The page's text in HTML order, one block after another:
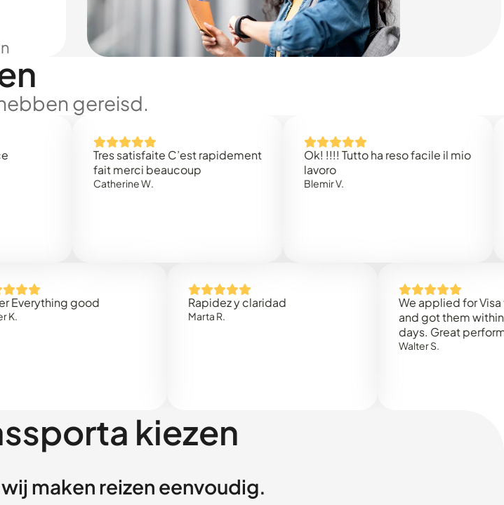
gereisd.
Tres satisfaite C’est rapidement
fait merci beaucoup
Catherine W.
Ok! !!!! Tutto ha reso facile il mio
good Rapidez y claridad
We applied for Visa to
and got them within 3
days. Great performance!
Walter S.
kiezen
maken reizen eenvoudig.